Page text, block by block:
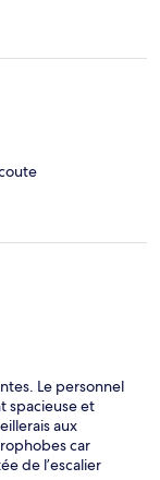
Le personnel
spacieuse et
aux
car
de l’escalier